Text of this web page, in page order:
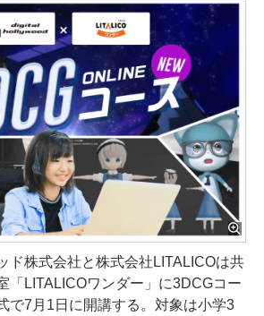
株式会社と株式会社LITALICOは共
「LITALICOワンダー」に3DCGコー
で7月1日に開講する。対象は小学3